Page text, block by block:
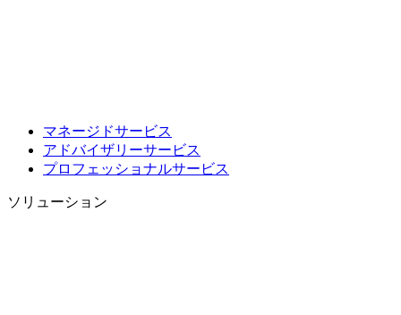
マネージドサービス
アドバイザリーサービス
プロフェッショナルサービス
ソリューション